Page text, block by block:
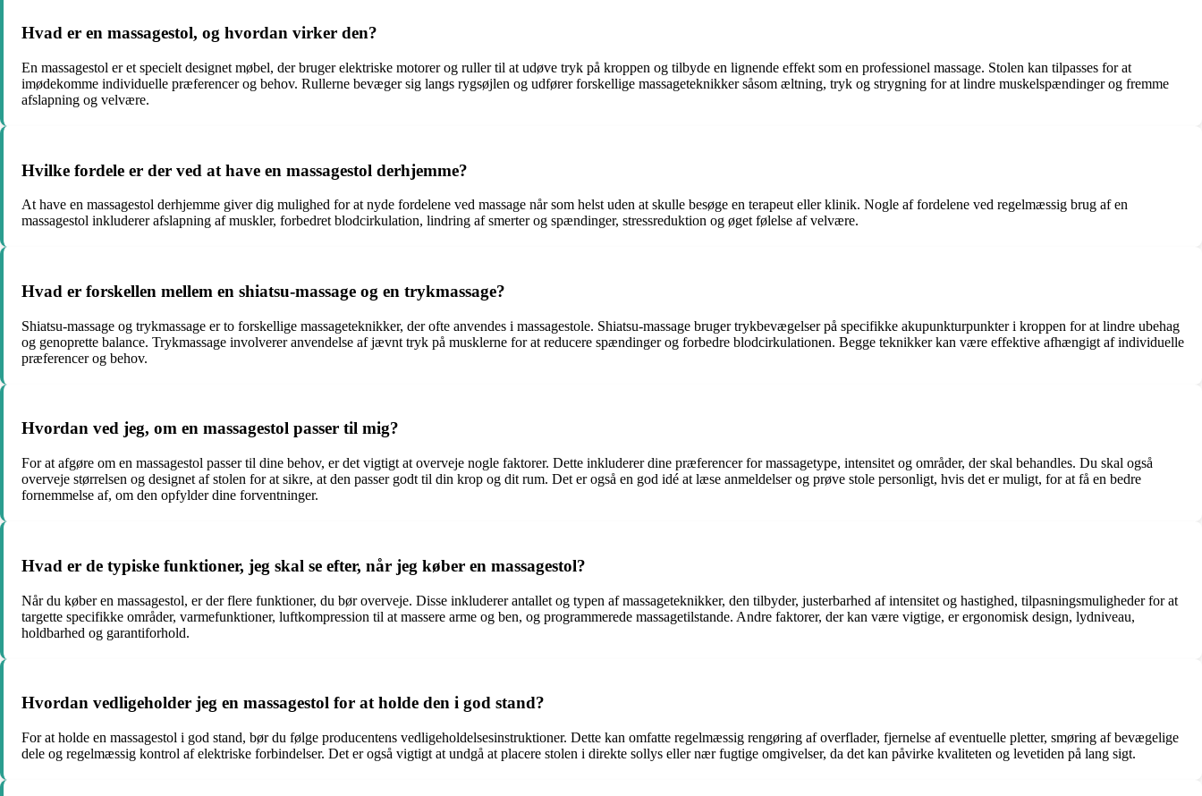
Hvad er en massagestol, og hvordan virker den?
En massagestol er et specielt designet møbel, der bruger elektriske motorer og ruller til at udøve tryk på kroppen og tilbyde en lignende effekt som en professionel massage. Stolen kan tilpasses for at
imødekomme individuelle præferencer og behov. Rullerne bevæger sig langs rygsøjlen og udfører forskellige massageteknikker såsom æltning, tryk og strygning for at lindre muskelspændinger og fremme
afslapning og velvære.
Hvilke fordele er der ved at have en massagestol derhjemme?
At have en massagestol derhjemme giver dig mulighed for at nyde fordelene ved massage når som helst uden at skulle besøge en terapeut eller klinik. Nogle af fordelene ved regelmæssig brug af en
massagestol inkluderer afslapning af muskler, forbedret blodcirkulation, lindring af smerter og spændinger, stressreduktion og øget følelse af velvære.
Hvad er forskellen mellem en shiatsu-massage og en trykmassage?
Shiatsu-massage og trykmassage er to forskellige massageteknikker, der ofte anvendes i massagestole. Shiatsu-massage bruger trykbevægelser på specifikke akupunkturpunkter i kroppen for at lindre ubehag
og genoprette balance. Trykmassage involverer anvendelse af jævnt tryk på musklerne for at reducere spændinger og forbedre blodcirkulationen. Begge teknikker kan være effektive afhængigt af individuelle
præferencer og behov.
Hvordan ved jeg, om en massagestol passer til mig?
For at afgøre om en massagestol passer til dine behov, er det vigtigt at overveje nogle faktorer. Dette inkluderer dine præferencer for massagetype, intensitet og områder, der skal behandles. Du skal også
overveje størrelsen og designet af stolen for at sikre, at den passer godt til din krop og dit rum. Det er også en god idé at læse anmeldelser og prøve stole personligt, hvis det er muligt, for at få en bedre
fornemmelse af, om den opfylder dine forventninger.
Hvad er de typiske funktioner, jeg skal se efter, når jeg køber en massagestol?
Når du køber en massagestol, er der flere funktioner, du bør overveje. Disse inkluderer antallet og typen af massageteknikker, den tilbyder, justerbarhed af intensitet og hastighed, tilpasningsmuligheder for at
targette specifikke områder, varmefunktioner, luftkompression til at massere arme og ben, og programmerede massagetilstande. Andre faktorer, der kan være vigtige, er ergonomisk design, lydniveau,
holdbarhed og garantiforhold.
Hvordan vedligeholder jeg en massagestol for at holde den i god stand?
For at holde en massagestol i god stand, bør du følge producentens vedligeholdelsesinstruktioner. Dette kan omfatte regelmæssig rengøring af overflader, fjernelse af eventuelle pletter, smøring af bevægelige
dele og regelmæssig kontrol af elektriske forbindelser. Det er også vigtigt at undgå at placere stolen i direkte sollys eller nær fugtige omgivelser, da det kan påvirke kvaliteten og levetiden på lang sigt.